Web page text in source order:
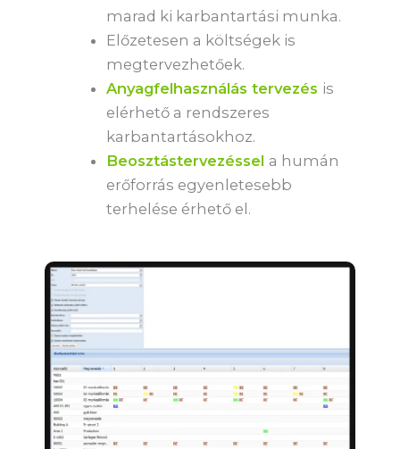
marad ki karbantartási munka.
Előzetesen a költségek is
megtervezhetőek.
Anyagfelhasználás tervezés is
elérhető a rendszeres
karbantartásokhoz.
Beosztástervezéssel a humán
erőforrás egyenletesebb
terhelése érhető el.